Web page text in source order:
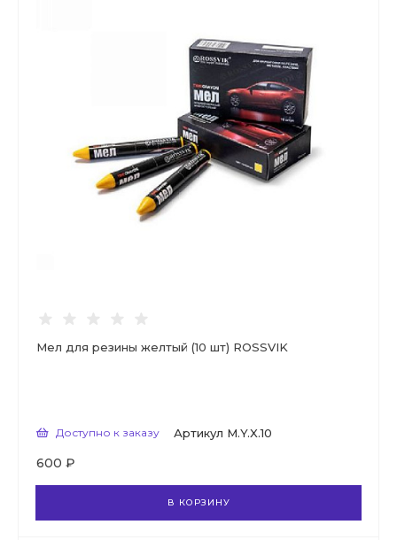
Мел для резины желтый (10 шт) ROSSVIK
Доступно к заказу Артикул M.Y.X.10
600 ₽
В КОРЗИНУ